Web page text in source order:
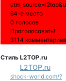
64-е место
0 голосов
Проголосовать!
3114 комментариев
Стиль L2TOP.ru
L2TOP.ru
shock-world.com/?